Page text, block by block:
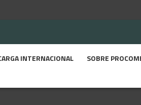
INTERNACIONAL SOBRE